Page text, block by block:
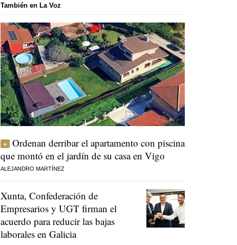
También en La Voz
Ordenan derribar el apartamento con piscina
que montó en el jardín de su casa en Vigo
ALEJANDRO MARTÍNEZ
Xunta, Confederación de
Empresarios y UGT firman el
acuerdo para reducir las bajas
laborales en Galicia